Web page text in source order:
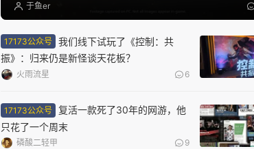
于鱼er
17173公众号
我们线下试玩了《控制：共
振》：归来仍是新怪谈天花板？
火雨流星 6
17173公众号
复活一款死了30年的网游，他
只花了一个周末
磷酸二轻甲 9